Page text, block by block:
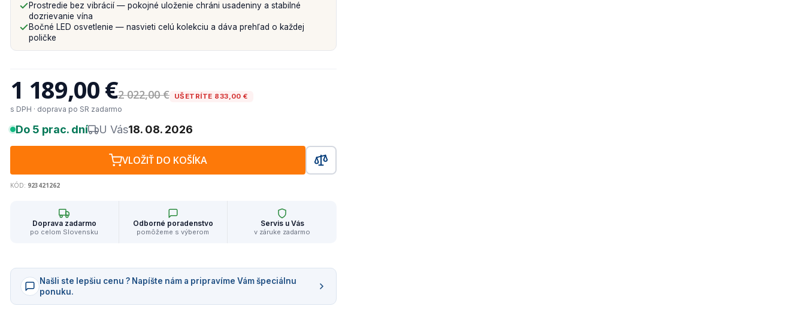
Prostredie bez vibrácií — pokojné uloženie chráni usadeniny a stabilné
dozrievanie vína
Bočné LED osvetlenie — nasvieti celú kolekciu a dáva prehľad o každej
poličke
1 189,00 €2 022,00 € UŠETRÍTE 833,00 €
s DPH · doprava po SR zadarmo
Do 5 prac. dní U Vás18. 08. 2026
VLOŽIŤ DO KOŠÍKA
KÓD: 923421262
Doprava zadarmo
po celom Slovensku
Odborné poradenstvo
pomôžeme s výberom
Servis u Vás
v záruke zadarmo
Našli ste lepšiu cenu ? Napíšte nám a pripravíme Vám špeciálnu
ponuku.